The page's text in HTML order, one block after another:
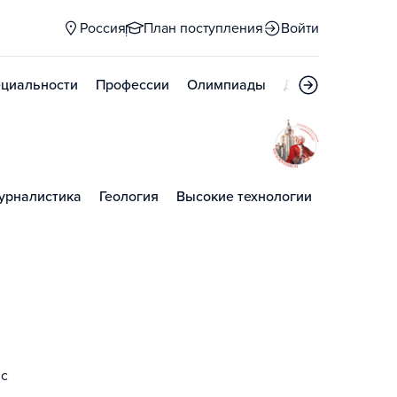
Россия План поступления Войти
Профессии Олимпиады Дни открытых
Геология Высокие технологии